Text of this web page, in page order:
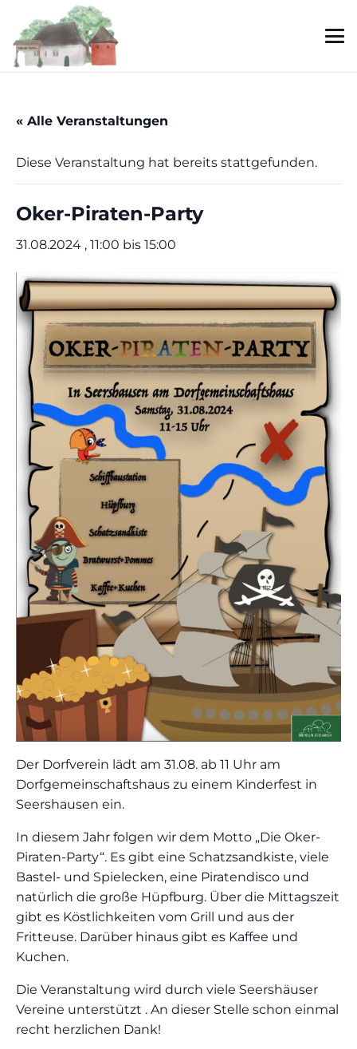
« Alle Veranstaltungen
Diese Veranstaltung hat bereits stattgefunden.
Oker-Piraten-Party
31.08.2024 , 11:00 bis 15:00
Der Dorfverein lädt am 31.08. ab 11 Uhr am
Dorfgemeinschaftshaus zu einem Kinderfest in
Seershausen ein.
In diesem Jahr folgen wir dem Motto „Die Oker-
Piraten-Party“. Es gibt eine Schatzsandkiste, viele
Bastel- und Spielecken, eine Piratendisco und
natürlich die große Hüpfburg. Über die Mittagszeit
gibt es Köstlichkeiten vom Grill und aus der
Fritteuse. Darüber hinaus gibt es Kaffee und
Kuchen.
Die Veranstaltung wird durch viele Seershäuser
Vereine unterstützt . An dieser Stelle schon einmal
recht herzlichen Dank!